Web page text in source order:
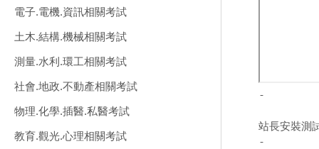
電子.電機.資訊相關考試
土木.結構.機械相關考試
測量.水利.環工相關考試
社會.地政.不動產相關考試
物理.化學.插醫.私醫考試
教育.觀光.心理相關考試
-
站長安裝測
-